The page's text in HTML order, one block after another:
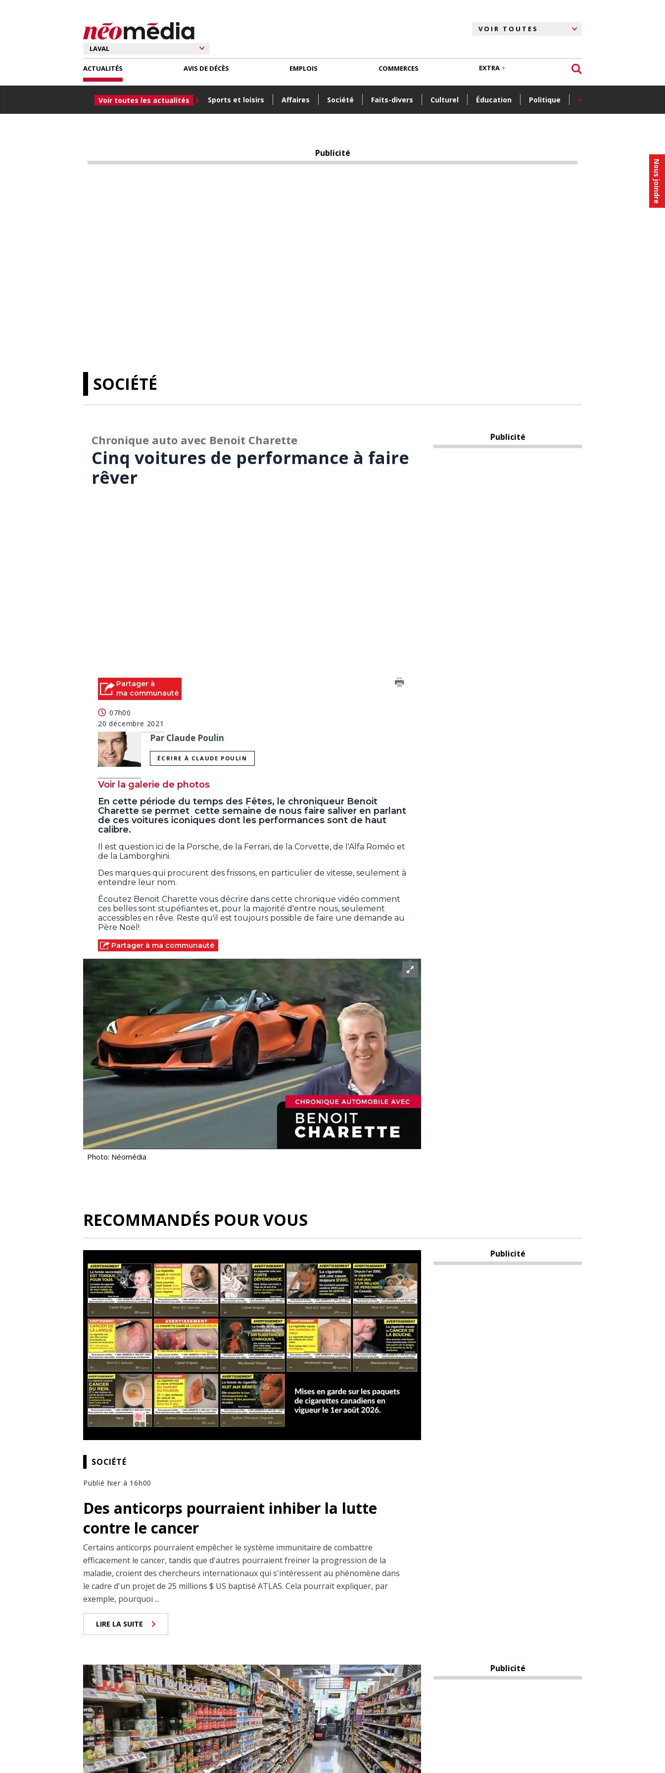
Nous joindre
ACTUALITÉS
Voir toutes les actualités Sports et loisirs Affaires Société Faits-divers Culturel Éducation Politique +
AVIS DE DÉCÈS EMPLOIS COMMERCES EXTRA
Publicité
SOCIÉTÉ
Chronique auto avec Benoit Charette
Cinq voitures de performance à faire
rêver
Partager à
ma communauté
07h00
20 décembre 2021
Par Claude Poulin
ÉCRIRE À CLAUDE POULIN
Voir la galerie de photos
En cette période du temps des Fêtes, le chroniqueur Benoit
Charette se permet cette semaine de nous faire saliver en parlant
de ces voitures iconiques dont les performances sont de haut
calibre.
Il est question ici de la Porsche, de la Ferrari, de la Corvette, de l'Alfa Roméo et
de la Lamborghini.
Des marques qui procurent des frissons, en particulier de vitesse, seulement à
entendre leur nom.
Écoutez Benoit Charette vous décrire dans cette chronique vidéo comment
ces belles sont stupéfiantes et, pour la majorité d'entre nous, seulement
accessibles en rêve. Reste qu'il est toujours possible de faire une demande au
Père Noël!
Partager à ma communauté
Photo: Néomédia
Publicité
RECOMMANDÉS POUR VOUS
SOCIÉTÉ
Publié hier à 16h00
Des anticorps pourraient inhiber la lutte
contre le cancer
Certains anticorps pourraient empêcher le système immunitaire de combattre
efficacement le cancer, tandis que d'autres pourraient freiner la progression de la
maladie, croient des chercheurs internationaux qui s'intéressent au phénomène dans
le cadre d'un projet de 25 millions $ US baptisé ATLAS. Cela pourrait expliquer, par
exemple, pourquoi ...
LIRE LA SUITE
Publicité
Publicité